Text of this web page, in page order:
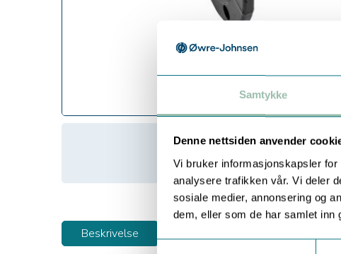
Samtykke
Denne nettsiden anvender
Vi bruker informasjonskapsler
analysere trafikken vår. Vi deler
sosiale medier, annonsering og
dem, eller som de har samlet inn
Samtykkevalg
Beskrivelse